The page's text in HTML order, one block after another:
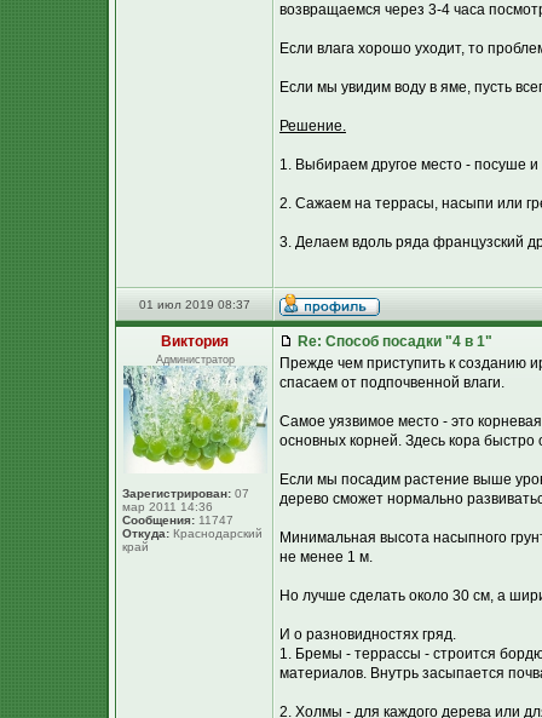
возвращаемся через 3-4 часа
Если влага хорошо уходит, то
Если мы увидим воду в яме, пусть
Решение.
1. Выбираем другое место - посуше
2. Сажаем на террасы, насыпи или
3. Делаем вдоль ряда французский
01 июл 2019 08:37
Виктория
Администратор
Зарегистрирован: 07
мар 2011 14:36
Сообщения: 11747
Откуда: Краснодарский
край
Re: Способ посадки "4 в 1"
Прежде чем приступить к созданию
спасаем от подпочвенной влаги.
Самое уязвимое место - это
основных корней. Здесь кора быстро
Если мы посадим растение выше
дерево сможет нормально
Минимальная высота насыпного
не менее 1 м.
Но лучше сделать около 30 см, а
И о разновидностях гряд.
1. Бремы - террассы - строится
материалов. Внутрь засыпается
2. Холмы - для каждого дерева или